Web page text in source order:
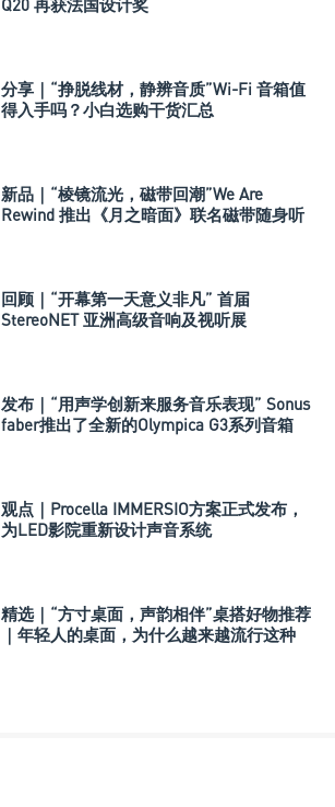
Q20 再获法国设计奖
分享｜“挣脱线材，静辨音质”Wi-Fi 音箱值
得入手吗？小白选购干货汇总
新品｜“棱镜流光，磁带回潮”We Are
Rewind 推出《月之暗面》联名磁带随身听
回顾｜“开幕第一天意义非凡” 首届
StereoNET 亚洲高级音响及视听展
发布｜“用声学创新来服务音乐表现” Sonus
faber推出了全新的Olympica G3系列音箱
观点｜Procella IMMERSIO方案正式发布，
为LED影院重新设计声音系统
精选｜“方寸桌面，声韵相伴”桌搭好物推荐
｜年轻人的桌面，为什么越来越流行这种